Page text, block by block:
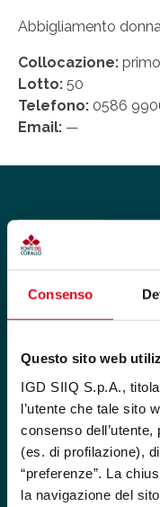
Consenso
Questo sito web
IGD SIIQ S.p.A.,
l’utente che tale sito
consenso
(es. di profilazione),
“preferenze”. La
la navigazione del
Abbigliamento
Collocazione:
Lotto: 50
Telefono: 0586
Email: —